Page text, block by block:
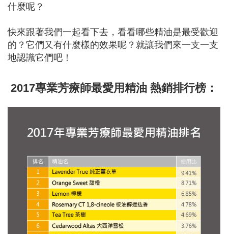
什麼呢？
快來跟著我們一起看下去，看看哪些精油是最受歡迎
的？它們又有什麼樣的效果呢？就讓我們來一支一支
地認識它們吧！
2017專業芳療師最愛用精油 熱銷排行榜：